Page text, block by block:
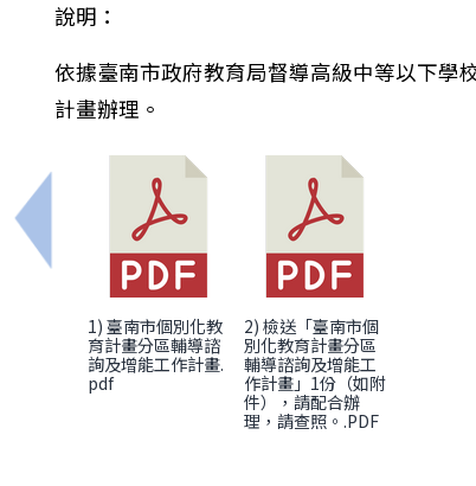
上一筆：羅東高級中學辦理「115年國民中學
說明：
依據臺南市政府教育局督導高級中等以下學
計畫辦理。
1) 臺南市個別化教
育計畫分區輔導諮
詢及增能工作計畫.
pdf
2) 檢送「臺南市個
別化教育計畫分區
輔導諮詢及增能工
作計畫」1份（如附
件），請配合辦
理，請查照。.PDF